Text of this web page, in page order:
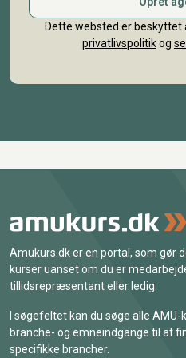
Dette websted er beskyttet
privatlivspolitikog
Amukurs.dk er en portal, som gør
kurser uanset om du er
tillidsrepræsentant eller ledig.
I søgefeltet kan du søge alle
branche- og emneindgange til at
specifikke brancher.